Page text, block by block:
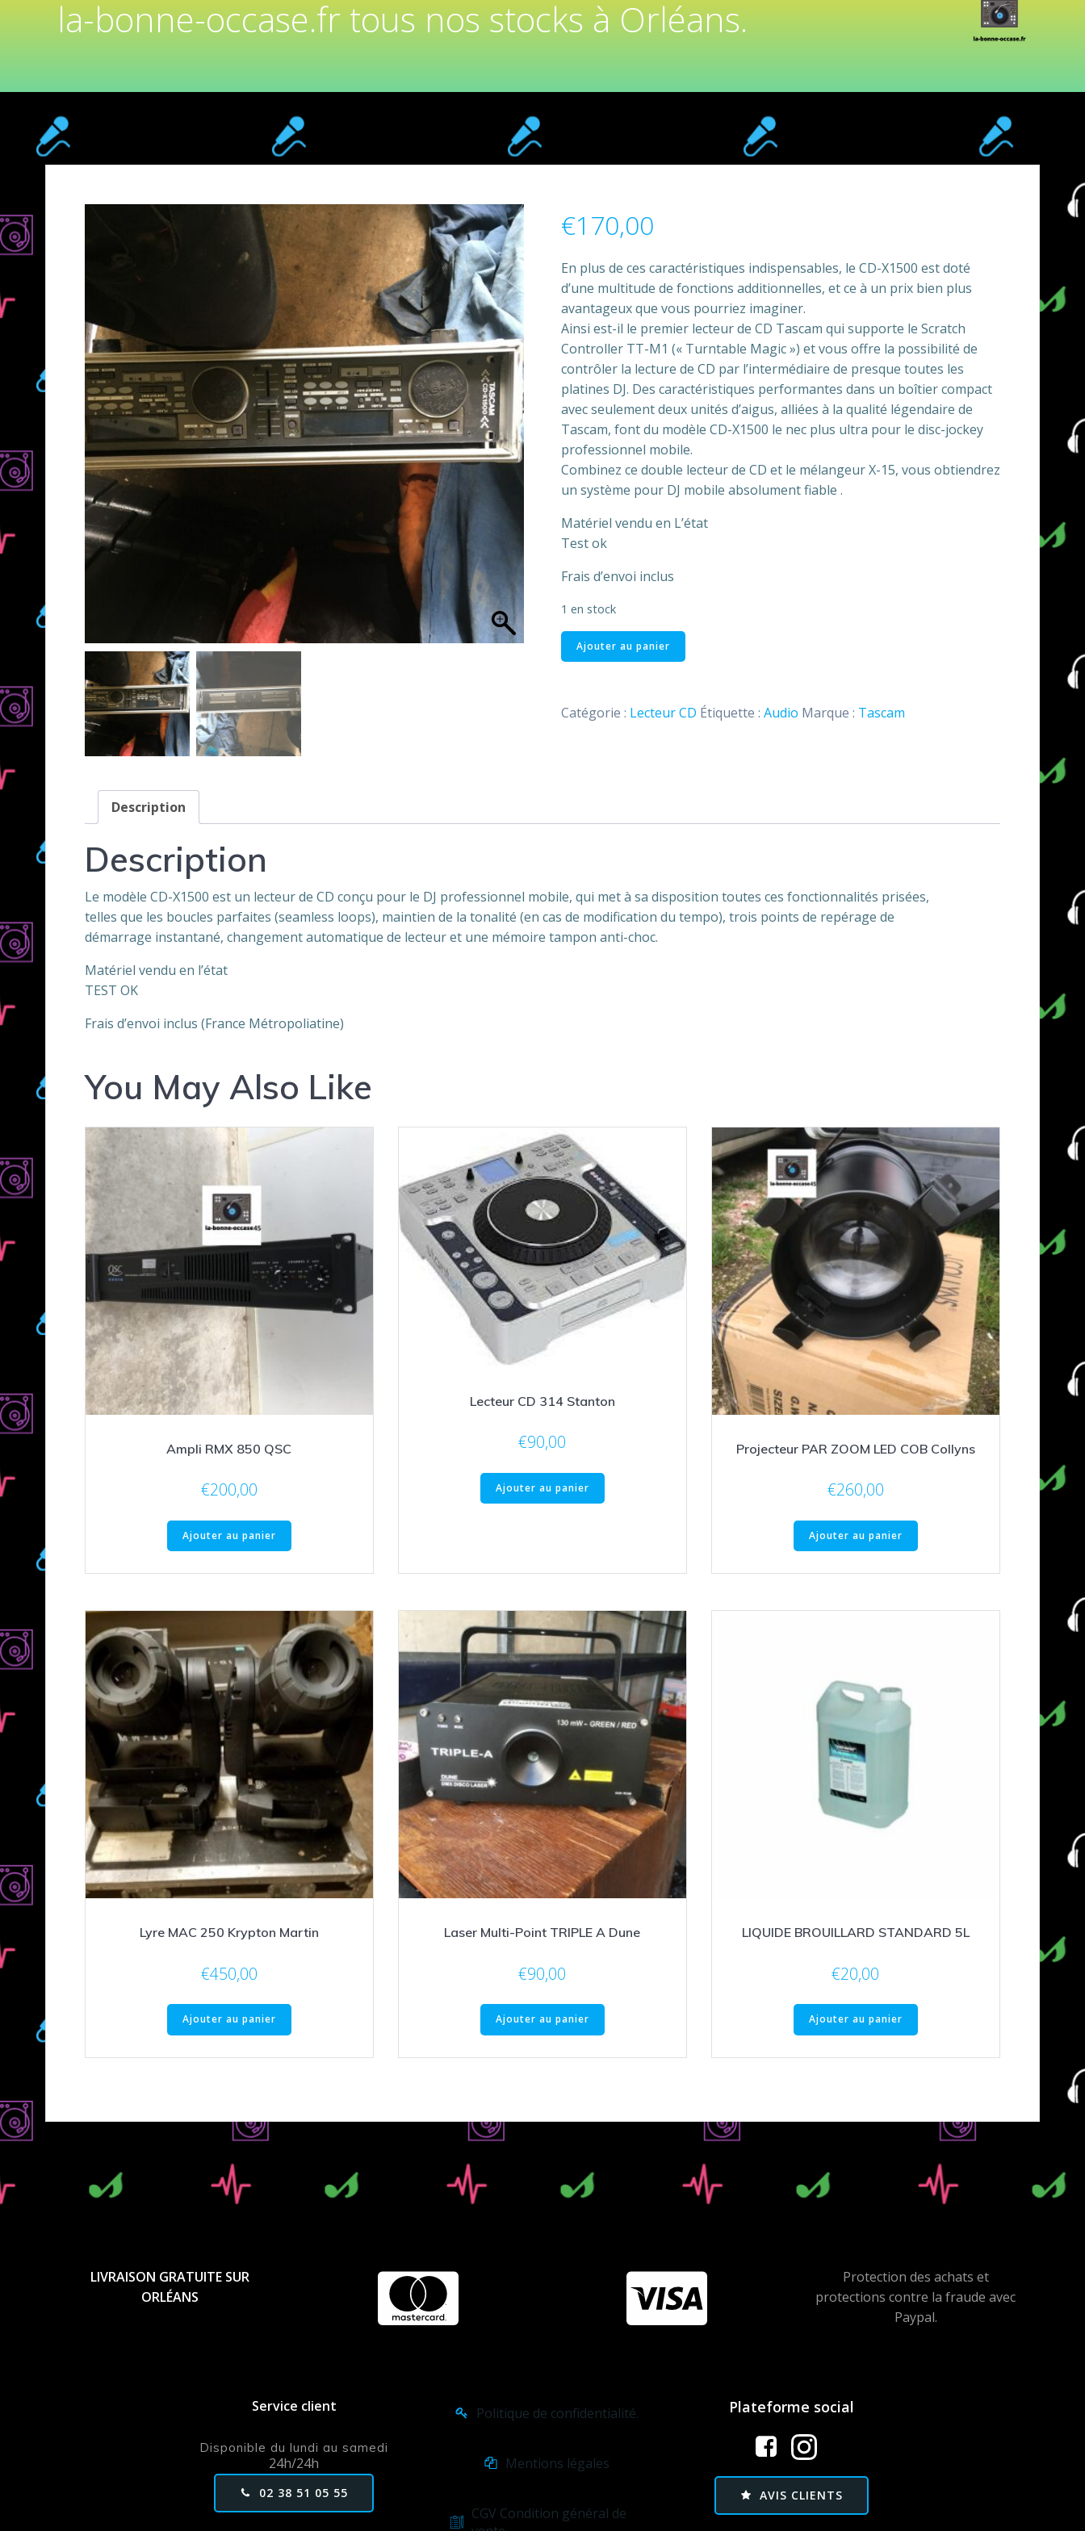
la-bonne-occase.fr tous nos stocks à Orléans.
€170,00
En plus de ces caractéristiques indispensables, le CD-X1500 est doté
d’une multitude de fonctions additionnelles, et ce à un prix bien plus
avantageux que vous pourriez imaginer.
Ainsi est-il le premier lecteur de CD Tascam qui supporte le Scratch
Controller TT-M1 (« Turntable Magic ») et vous offre la possibilité de
contrôler la lecture de CD par l’intermédiaire de presque toutes les
platines DJ. Des caractéristiques performantes dans un boîtier compact
avec seulement deux unités d’aigus, alliées à la qualité légendaire de
Tascam, font du modèle CD-X1500 le nec plus ultra pour le disc-jockey
professionnel mobile.
Combinez ce double lecteur de CD et le mélangeur X-15, vous obtiendrez
un système pour DJ mobile absolument fiable .
Matériel vendu en L’état
Test ok
Frais d’envoi inclus
1 en stock
quantité
de
CD
Ajouter au panier
Catégorie : Lecteur CD Étiquette : Audio Marque : Tascam
Description
Description
Le modèle CD-X1500 est un lecteur de CD conçu pour le DJ professionnel mobile, qui met à sa disposition toutes ces fonctionnalités prisées,
telles que les boucles parfaites (seamless loops), maintien de la tonalité (en cas de modification du tempo), trois points de repérage de
démarrage instantané, changement automatique de lecteur et une mémoire tampon anti-choc.
Matériel vendu en l’état
TEST OK
Frais d’envoi inclus (France Métropoliatine)
You May Also Like
Ampli RMX 850 QSC
€200,00
Ajouter au panier
Lecteur CD 314 Stanton
€90,00
Ajouter au panier
Projecteur PAR ZOOM LED COB Collyns
€260,00
Ajouter au panier
Lyre MAC 250 Krypton Martin
€450,00
Ajouter au panier
Laser Multi-Point TRIPLE A Dune
€90,00
Ajouter au panier
LIQUIDE BROUILLARD STANDARD 5L
€20,00
Ajouter au panier
LIVRAISON GRATUITE SUR
ORLÉANS
Protection des achats et
protections contre la fraude avec
Paypal.
Service client
Disponible du lundi au samedi
24h/24h
02 38 51 05 55
Politique de confidentialité.
Mentions légales
CGV Condition général de
Plateforme social
AVIS CLIENTS